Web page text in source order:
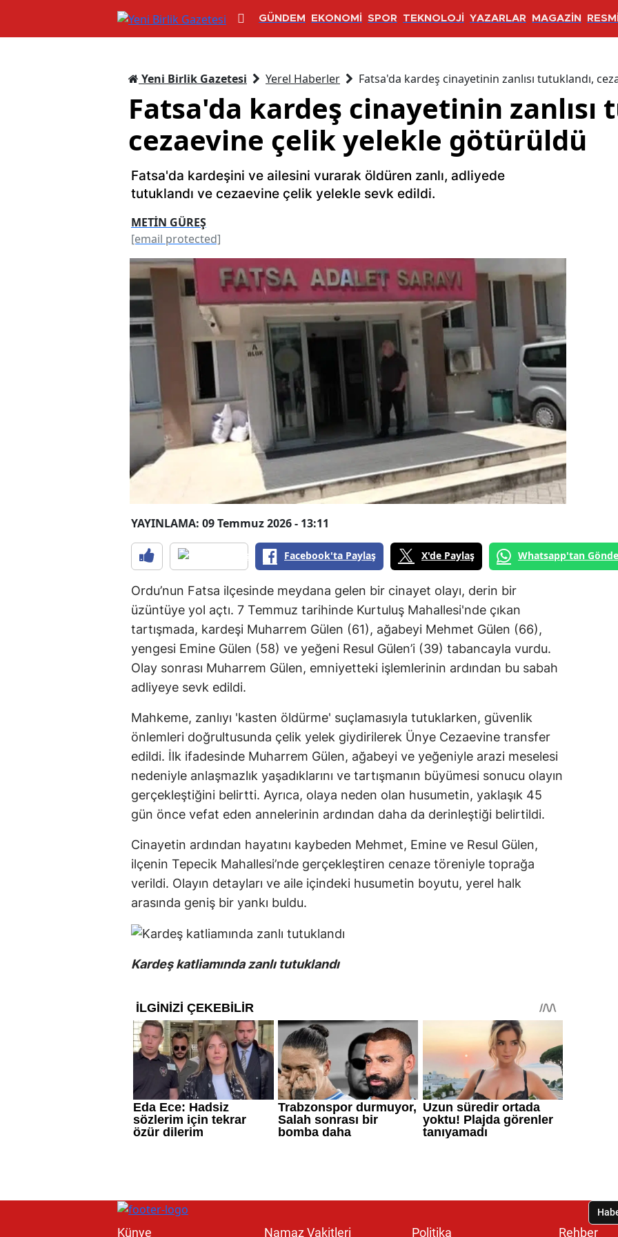
GÜNDEM EKONOMİ SPOR TEKNOLOJİ YAZARLAR MAGAZİN
Yeni Birlik Gazetesi Yerel Haberler Fatsa'da kardeş cinayetinin zanlısı tutuklandı,
Fatsa'da kardeş cinayetinin zanlısı
cezaevine çelik yelekle götürüldü
Fatsa'da kardeşini ve ailesini vurarak öldüren zanlı, adliyede
tutuklandı ve cezaevine çelik yelekle sevk edildi.
METİN GÜREŞ
[email protected]
YAYINLAMA: 09 Temmuz 2026 - 13:11
Facebook'ta Paylaş X'de Paylaş Whatsapp'tan
Ordu’nun Fatsa ilçesinde meydana gelen bir cinayet olayı, derin bir
üzüntüye yol açtı. 7 Temmuz tarihinde Kurtuluş Mahallesi'nde çıkan
tartışmada, kardeşi Muharrem Gülen (61), ağabeyi Mehmet Gülen (66),
yengesi Emine Gülen (58) ve yeğeni Resul Gülen’i (39) tabancayla vurdu.
Olay sonrası Muharrem Gülen, emniyetteki işlemlerinin ardından bu sabah
adliyeye sevk edildi.
Mahkeme, zanlıyı 'kasten öldürme' suçlamasıyla tutuklarken, güvenlik
önlemleri doğrultusunda çelik yelek giydirilerek Ünye Cezaevine transfer
edildi. İlk ifadesinde Muharrem Gülen, ağabeyi ve yeğeniyle arazi meselesi
nedeniyle anlaşmazlık yaşadıklarını ve tartışmanın büyümesi sonucu olayın
gerçekleştiğini belirtti. Ayrıca, olaya neden olan husumetin, yaklaşık 45
gün önce vefat eden annelerinin ardından daha da derinleştiği belirtildi.
Cinayetin ardından hayatını kaybeden Mehmet, Emine ve Resul Gülen,
ilçenin Tepecik Mahallesi’nde gerçekleştiren cenaze töreniyle toprağa
verildi. Olayın detayları ve aile içindeki husumetin boyutu, yerel halk
arasında geniş bir yankı buldu.
Kardeş katliamında zanlı tutuklandı
Künye Namaz Vakitleri Politika Rehber